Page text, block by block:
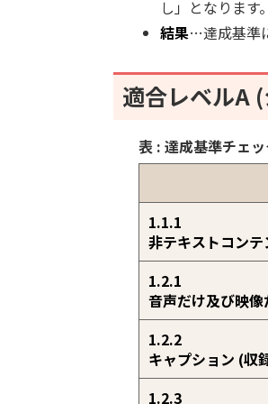
し」となります。
結果…達成基準
適合レベルA
表 : 達成基準チェ
1.1.1
非テキストコン
1.2.1
音声だけ及び映
1.2.2
キャプション (収
1.2.3